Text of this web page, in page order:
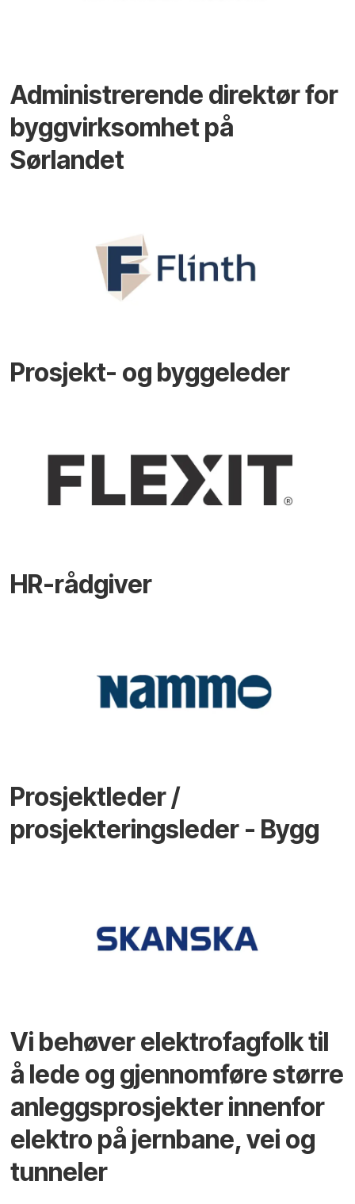
Administrerende direktør for
byggvirksomhet på
Sørlandet
Prosjekt- og byggeleder
HR-rådgiver
Prosjektleder /
prosjekteringsleder - Bygg
Vi behøver elektrofagfolk til
å lede og gjennomføre større
anleggsprosjekter innenfor
elektro på jernbane, vei og
tunneler